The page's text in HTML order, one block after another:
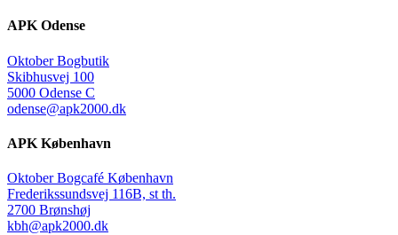
APK Odense
Oktober Bogbutik
Skibhusvej 100
5000 Odense C
odense@apk2000.dk
APK København
Oktober Bogcafé København
Frederikssundsvej 116B, st th.
2700 Brønshøj
kbh@apk2000.dk